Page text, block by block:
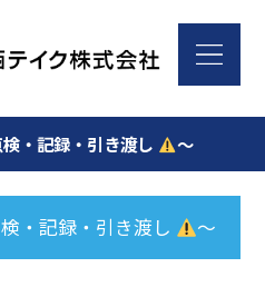
・記録・引き渡し ～
・記録・引き渡し ～